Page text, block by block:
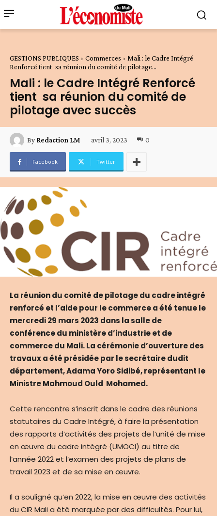
GESTIONS PUBLIQUES Commerces
Mali : le Cadre Intégré
Renforcé tient sa réunion du comité de pilotage...
Mali : le Cadre Intégré Renforcé
tient sa réunion du comité de
pilotage avec succès
By Redaction LM avril 3, 2023 0
Facebook Twitter
La réunion du comité de pilotage du cadre intégré
renforcé et l’aide pour le commerce a été tenue le
mercredi 29 mars 2023 dans la salle de
conférence du ministère d’industrie et de
commerce du Mali. La cérémonie d’ouverture des
travaux a été présidée par le secrétaire dudit
département, Adama Yoro Sidibé, représentant le
Ministre Mahmoud Ould Mohamed.
Cette rencontre s’inscrit dans le cadre des réunions
statutaires du Cadre Intégré, à faire la présentation
des rapports d’activités des projets de l’unité de mise
en œuvre du cadre intégré (UMOCI) au titre de
l’année 2022 et l’examen des projets de plans de
travail 2023 et de sa mise en œuvre.
Il a souligné qu’en 2022, la mise en œuvre des activités
du CIR Mali a été marquée par des difficultés. Pour lui,